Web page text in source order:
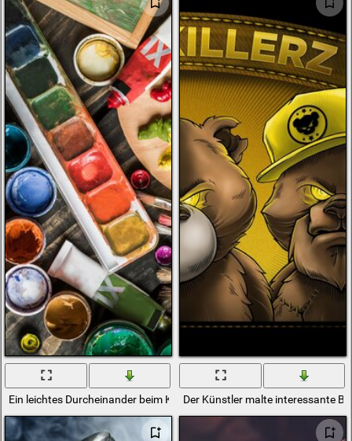
Ein leichtes Durcheinander beim Künstler auf dem Tisch
Der Künstler malte interessante